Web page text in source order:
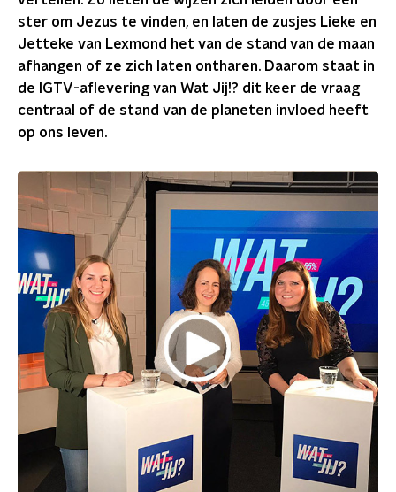
ster om Jezus te vinden, en laten de zusjes Lieke en
Jetteke van Lexmond het van de stand van de maan
afhangen of ze zich laten ontharen. Daarom staat in
de IGTV-aflevering van Wat Jij!? dit keer de vraag
centraal of de stand van de planeten invloed heeft
op ons leven.